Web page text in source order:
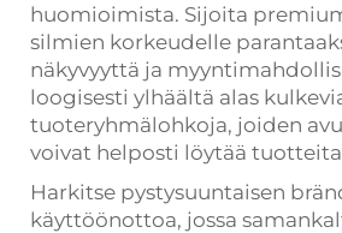
huomioimista. Sijoita
silmien korkeudelle
näkyvyyttä ja
loogisesti ylhäältä alas
tuoteryhmälohkoja, joiden
voivat helposti löytää
Harkitse pystysuuntaisen
käyttöönottoa, jossa